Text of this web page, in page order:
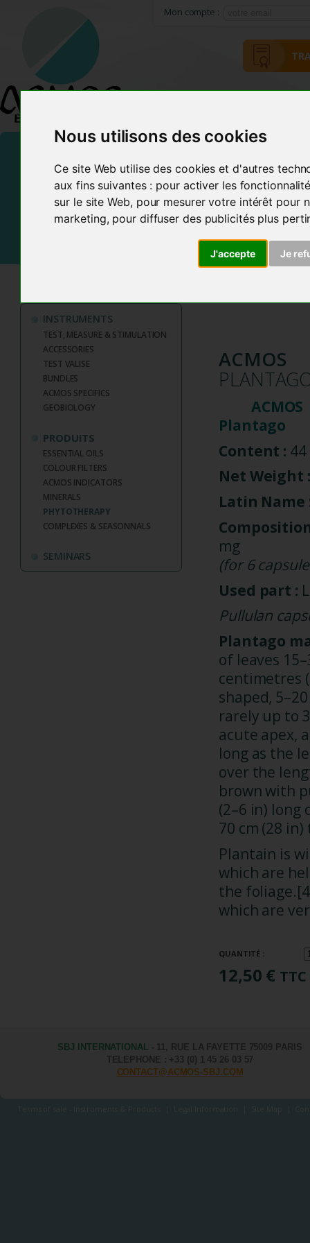
Nous utilisons des cookies
Ce site Web utilise des cookies et d'autres
aux fins suivantes : pour activer les
sur le site Web, pour mesurer votre intérêt pour
marketing, pour diffuser des publicités plus
J'accepte Je
Mon compte :
INSTRUMENTS
TEST, MEASURE & STIMULATION
ACCESSORIES
TEST VALISE
BUNDLES
ACMOS SPECIFICS
GEOBIOLOGY
PRODUITS
ESSENTIAL OILS
COLOUR FILTERS
ACMOS INDICATORS
MINERALS
PHYTOTHERAPY
COMPLEXES & SEASONNALS
SEMINARS
ACMOS
Plantago
Content :
Net Weight :
Latin Name
mg
(for 6
Used part :
Pullulan
Plantago
of leaves
centimetres
shaped, 5–20
rarely up to
acute apex,
long as the
over the
brown with
(2–6 in) long
70 cm (28
Plantain is
which are
the
which are
QUANTITÉ :
12,50 € TTC
SBJ INTERNATIONAL
- 11, RUE LA FAYETTE 75009 PARIS
TELEPHONE : +33 (0) 1 45 26 03 57
CONTACT@ACMOS-SBJ.COM